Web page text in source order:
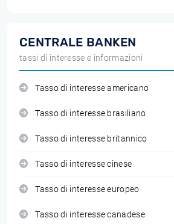
CENTRALE BANKEN
tassi di interesse e informazioni
Tasso di interesse americano
Tasso di interesse brasiliano
Tasso di interesse britannico
Tasso di interesse cinese
Tasso di interesse europeo
Tasso di interesse canadese